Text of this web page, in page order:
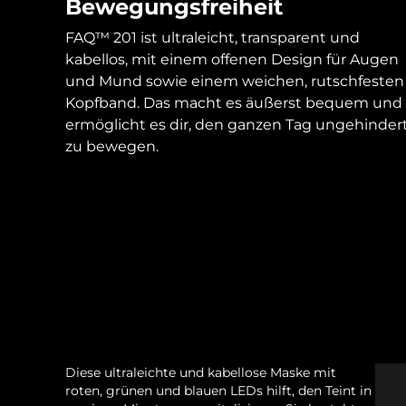
Bewegungsfreiheit
FAQ™ 201 ist ultraleicht, transparent und
kabellos, mit einem offenen Design für Augen
und Mund sowie einem weichen, rutschfesten
Kopfband. Das macht es äußerst bequem und
ermöglicht es dir, den ganzen Tag
zu bewegen.
Diese ultraleichte und kabellose Maske mit
roten, grünen und blauen LEDs hilft, den Teint in